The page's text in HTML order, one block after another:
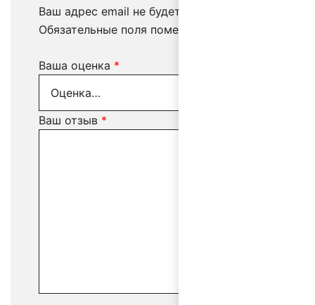
Ваш адрес email не будет опубликован.
Обязательные поля помечены
Ваша оценка *
Ваш отзыв *